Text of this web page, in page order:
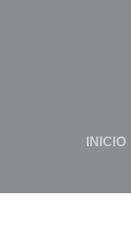
INICIO